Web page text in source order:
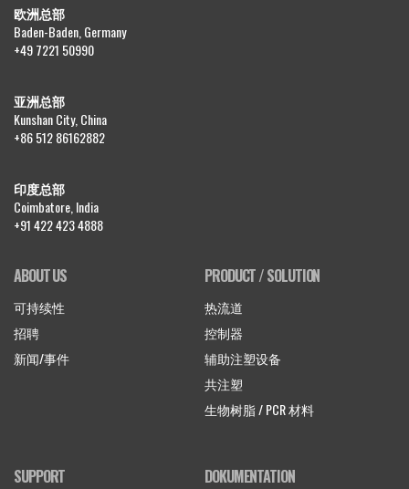
欧洲总部
Baden-Baden, Germany
+49 7221 50990
亚洲总部
Kunshan City, China
+86 512 86162882
印度总部
Coimbatore, India
+91 422 423 4888
ABOUT US
可持续性
招聘
新闻/事件
SUPPORT
PRODUCT / SOLUTION
热流道
控制器
辅助注塑设备
共注塑
生物树脂 / PCR 材料
DOKUMENTATION